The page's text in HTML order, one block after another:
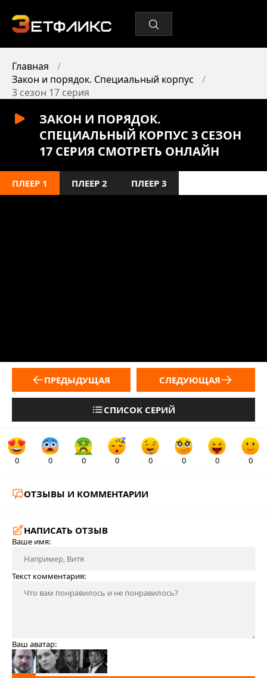
Главная
Закон и порядок. Специальный корпус
3 сезон 17 серия
ЗАКОН И ПОРЯДОК.
СПЕЦИАЛЬНЫЙ КОРПУС 3 СЕЗОН
17 СЕРИЯ СМОТРЕТЬ ОНЛАЙН
ПЛЕЕР 1 ПЛЕЕР 2 ПЛЕЕР 3
ПРЕДЫДУЩАЯ
СПИСОК СЕРИЙ
СЛЕДУЮЩАЯ
0 0 0 0 0 0 0 0
ОТЗЫВЫ И КОММЕНТАРИИ
НАПИСАТЬ ОТЗЫВ
Ваше имя:
Текст комментария:
Ваш аватар: